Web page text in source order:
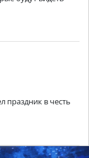
праздник в честь